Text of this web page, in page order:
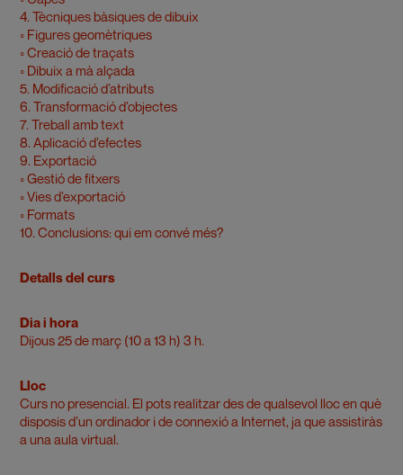
4. Tècniques bàsiques de dibuix
◦ Figures geomètriques
◦ Creació de traçats
◦ Dibuix a mà alçada
5. Modificació d’atributs
6. Transformació d’objectes
7. Treball amb text
8. Aplicació d’efectes
9. Exportació
◦ Gestió de fitxers
◦ Vies d’exportació
◦ Formats
10. Conclusions: qui em convé més?
Detalls del curs
Dia i hora
Dijous 25 de març (10 a 13 h) 3 h.
Lloc
Curs no presencial. El pots realitzar des de qualsevol lloc en què
disposis d’un ordinador i de connexió a Internet, ja que assistiràs
a una aula virtual.